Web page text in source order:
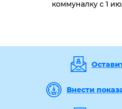
коммуналку с 1
Внести